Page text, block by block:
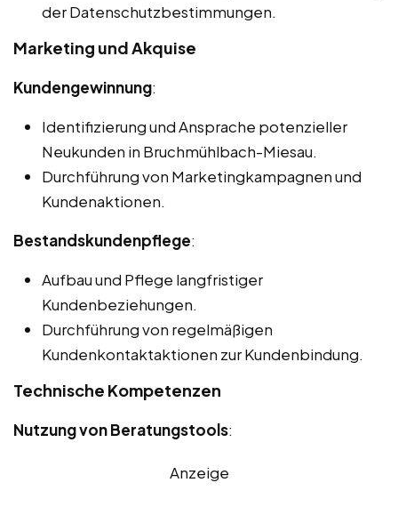
der Datenschutzbestimmungen.
Marketing und Akquise
Kundengewinnung:
Identifizierung und Ansprache potenzieller
Neukunden in Bruchmühlbach-Miesau.
Durchführung von Marketingkampagnen und
Kundenaktionen.
Bestandskundenpflege:
Aufbau und Pflege langfristiger
Kundenbeziehungen.
Durchführung von regelmäßigen
Kundenkontaktaktionen zur Kundenbindung.
Technische Kompetenzen
Nutzung von Beratungstools:
Anzeige